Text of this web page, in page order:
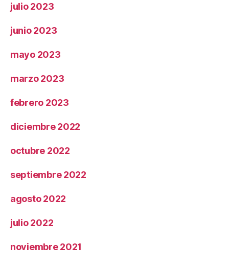
julio 2023
junio 2023
mayo 2023
marzo 2023
febrero 2023
diciembre 2022
octubre 2022
septiembre 2022
agosto 2022
julio 2022
noviembre 2021